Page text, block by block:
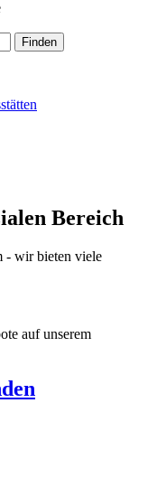
Bereich
- wir bieten viele
auf unserem